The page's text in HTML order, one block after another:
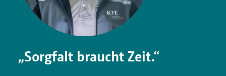
„Sorgfalt braucht Zeit.“